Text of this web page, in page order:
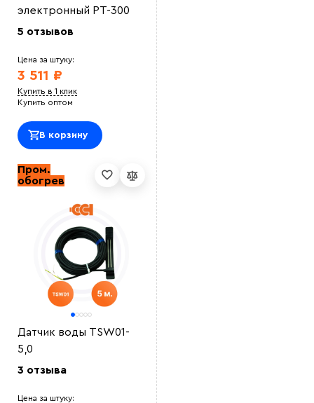
электронный РТ-300
5 отзывов
Цена за штуку:
3 511 ₽
Купить в 1 клик
Купить оптом
В корзину
Пром.
обогрев
Датчик воды TSW01-
5,0
3 отзыва
Цена за штуку: